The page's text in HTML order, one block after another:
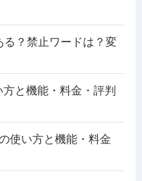
？禁止ワードは？変
と機能・料金・評判
使い方と機能・料金